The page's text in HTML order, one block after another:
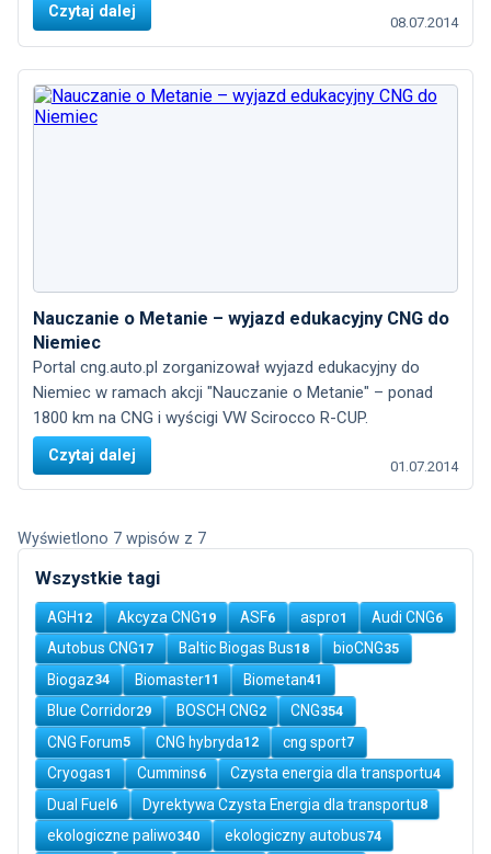
Czytaj dalej
08.07.2014
Nauczanie o Metanie – wyjazd edukacyjny CNG do
Niemiec
Portal cng.auto.pl zorganizował wyjazd edukacyjny do
Niemiec w ramach akcji "Nauczanie o Metanie" – ponad
1800 km na CNG i wyścigi VW Scirocco R-CUP.
Czytaj dalej
01.07.2014
Wyświetlono 7 wpisów z 7
Wszystkie tagi
AGH12 Akcyza CNG19 ASF6 aspro1 Audi CNG6
Autobus CNG17 Baltic Biogas Bus18 bioCNG35
Biogaz34 Biomaster11 Biometan41
Blue Corridor29 BOSCH CNG2 CNG354
CNG Forum5 CNG hybryda12 cng sport7
Cryogas1 Cummins6 Czysta energia dla transportu4
Dual Fuel6 Dyrektywa Czysta Energia dla transportu8
ekologiczne paliwo340 ekologiczny autobus74